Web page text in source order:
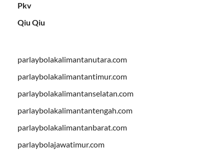
Pkv
Qiu Qiu
parlaybolakalimantanutara.com
parlaybolakalimantantimur.com
parlaybolakalimantanselatan.com
parlaybolakalimantantengah.com
parlaybolakalimantanbarat.com
parlaybolajawatimur.com